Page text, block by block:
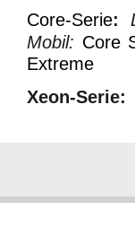
Core-Serie:
Mobil: Core
Extreme
Xeon-Serie: